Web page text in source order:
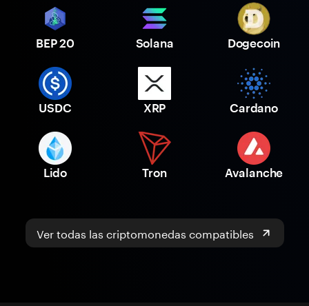
BEP 20 Solana Dogecoin
USDC XRP Cardano
Lido Tron Avalanche
Ver todas las criptomonedas compatibles